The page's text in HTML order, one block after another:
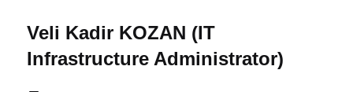
Veli Kadir KOZAN (IT
Infrastructure Administrator)